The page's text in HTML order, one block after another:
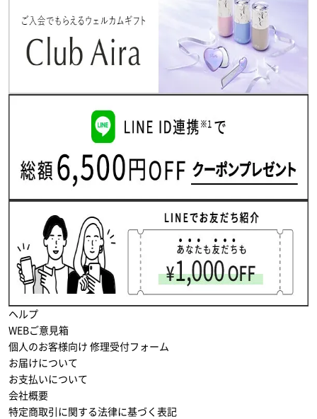
ヘルプ
WEBご意見箱
個人のお客様向け 修理受付フォーム
お届けについて
お支払いについて
会社概要
特定商取引に関する法律に基づく表記